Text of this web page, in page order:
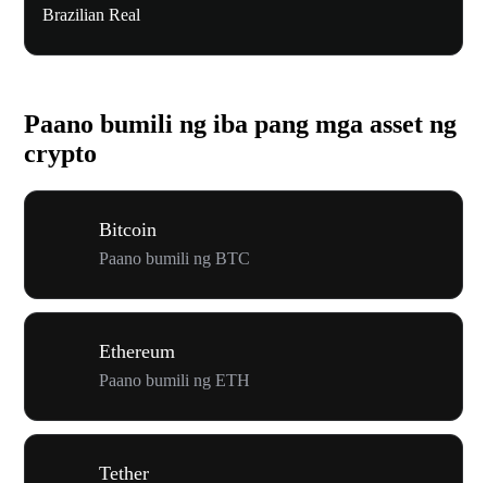
Brazilian Real
Paano bumili ng iba pang mga asset ng
crypto
Bitcoin
Paano bumili ng BTC
Ethereum
Paano bumili ng ETH
Tether